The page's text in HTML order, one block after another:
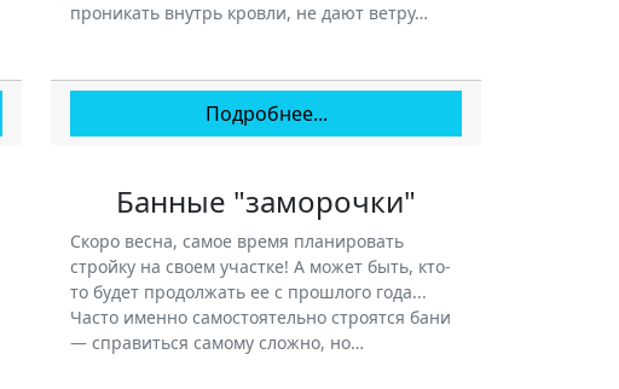
проникать внутрь кровли, не дают ветру…
Подробнее...
Банные "заморочки"
Скоро весна, самое время планировать
стройку на своем участке! А может быть, кто-
то будет продолжать ее с прошлого года...
Часто именно самостоятельно строятся бани
— справиться самому сложно, но…